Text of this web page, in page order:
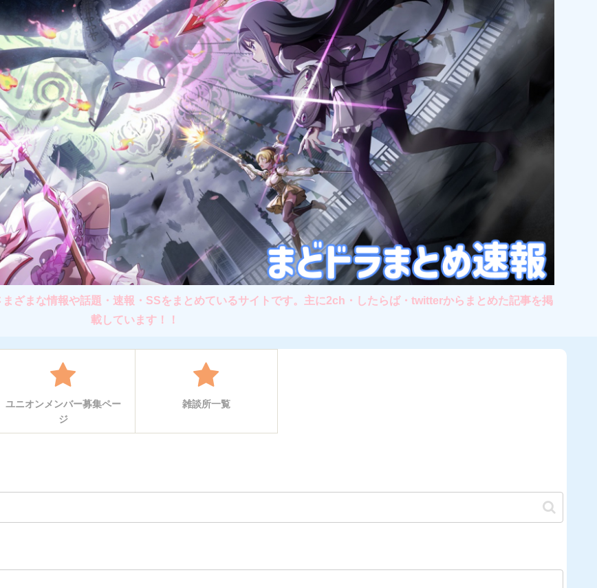
ざまな情報や話題・速報・SSをまとめているサイトです。主に2ch・したらば・twitterからまとめた記事を掲
載しています！！
ユニオンメンバー募集ペー
ジ
雑談所一覧